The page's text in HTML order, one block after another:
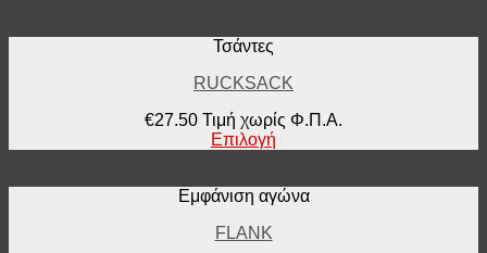
Τσάντες
RUCKSACK
€27.50 Τιμή χωρίς Φ.Π.Α.
Επιλογή
Εμφάνιση αγώνα
FLANK